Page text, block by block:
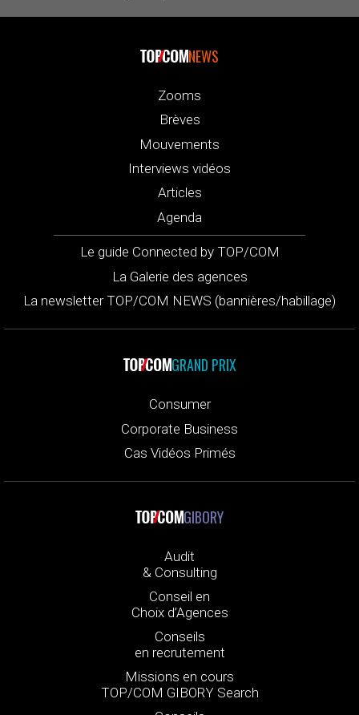
NEWS
Zooms
Brèves
Mouvements
Interviews vidéos
Articles
Agenda
Le guide Connected by TOP/COM
La Galerie des agences
La newsletter TOP/COM NEWS (bannières/habillage)
GRAND PRIX
Consumer
Corporate Business
Cas Vidéos Primés
GIBORY
Audit
& Consulting
Conseil en
Choix d’Agences
Conseils
en recrutement
Missions en cours
TOP/COM GIBORY Search